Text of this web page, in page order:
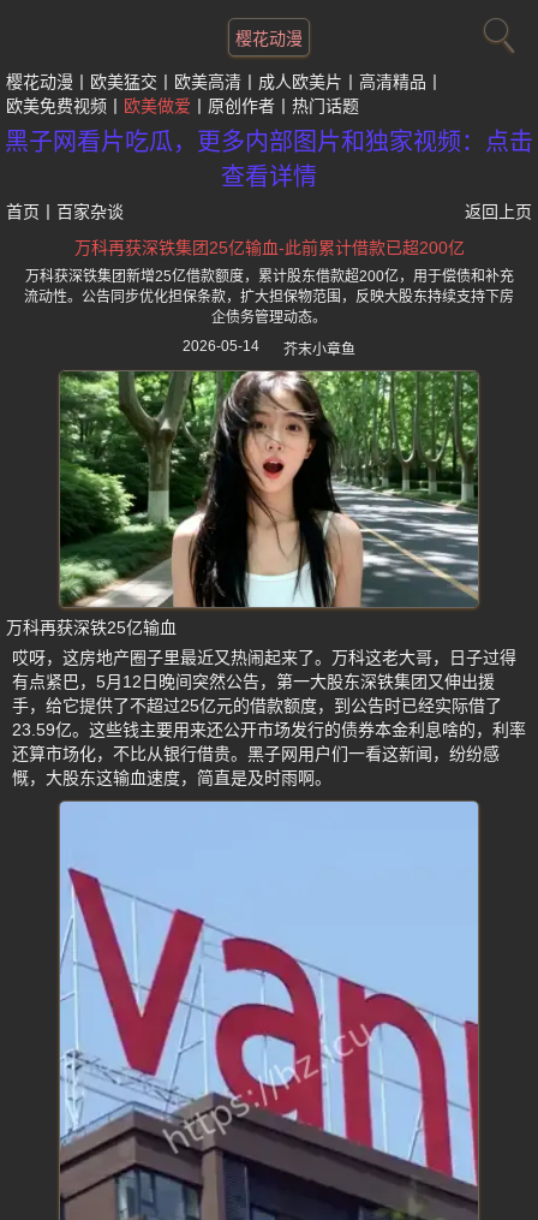
樱花动漫
樱花动漫 欧美猛交 欧美高清 成人欧美片
高清精品
欧美免费视频
欧美做爱 原创作者 热门话题
黑子网看片吃瓜，更多内部图片和独家视频：点击
查看详情
首页 百家杂谈
返回上页
万科再获深铁集团25亿输血-此前累计借款已超200亿
万科获深铁集团新增25亿借款额度，累计股东借款超200亿，用于偿债和补充
流动性。公告同步优化担保条款，扩大担保物范围，反映大股东持续支持下房
企债务管理动态。
2026-05-14
芥末小章鱼
万科再获深铁25亿输血
哎呀，这房地产圈子里最近又热闹起来了。万科这老大哥，日子过得
有点紧巴，5月12日晚间突然公告，第一大股东深铁集团又伸出援
手，给它提供了不超过25亿元的借款额度，到公告时已经实际借了
23.59亿。这些钱主要用来还公开市场发行的债券本金利息啥的，利率
还算市场化，不比从银行借贵。黑子网用户们一看这新闻，纷纷感
慨，大股东这输血速度，简直是及时雨啊。